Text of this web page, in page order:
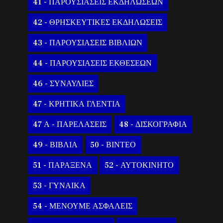
41 - ΠΑΡΟΥΣΙΑΣΕΙΣ ΕΚΔΗΛΩΣΕΩΝ
42 - ΘΡΗΣΚΕΥΤΙΚΕΣ ΕΚΔΗΛΩΣΕΙΣ
43 - ΠΑΡΟΥΣΙΑΣΕΙΣ ΒΙΒΛΙΩΝ
44 - ΠΑΡΟΥΣΙΑΣΕΙΣ ΕΚΘΕΣΕΩΝ
46 - ΣΥΝΑΥΛΙΕΣ
47 - ΚΡΗΤΙΚΑ ΓΛΕΝΤΙΑ
47 Α - ΠΑΡΕΛΑΣΕΙΣ 48 - ΔΙΣΚΟΓΡΑΦΙΑ
49 - ΒΙΒΛΙΑ 50 - ΒΙΝΤΕΟ
51 - ΠΑΡΑΞΕΝΑ 52 - ΑΥΤΟΚΙΝΗΤΟ
53 - ΓΥΝΑΙΚΑ
54 - ΜΕΝΟΥΜΕ ΑΣΦΑΛΕΙΣ